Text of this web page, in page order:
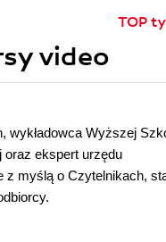
TOP
video
Wyższej
oraz ekspert urzędu
z myślą o Czytelnikach,